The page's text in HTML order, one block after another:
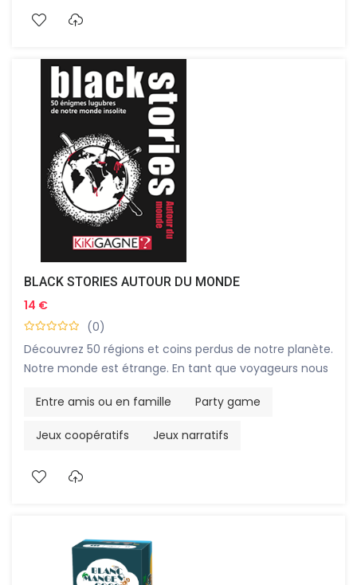
BLACK STORIES AUTOUR DU MONDE
14 €
(0)
Découvrez 50 régions et coins perdus de notre planète.
Notre monde est étrange. En tant que voyageurs nous
quelques fois meilleures que d’autres ! Des coutumes
exotique ou des lois confondantes peuvent vite
basée sur de vrais us et coutumes. Un façon bien
Entre amis ou en famille Party game
Jeux coopératifs Jeux narratifs